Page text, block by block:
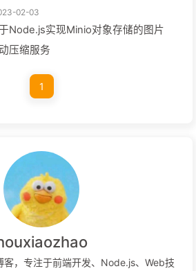
02-03
Node.js实现Minio对象存储的图片
压缩服务
1
，专注于前端开发、Node.js、Web技